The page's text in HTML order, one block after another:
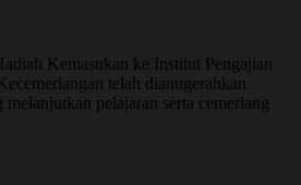
Kemasukan ke Institut Pengajian
telah dianugerahkan
melanjutkan pelajaran serta cemerlang